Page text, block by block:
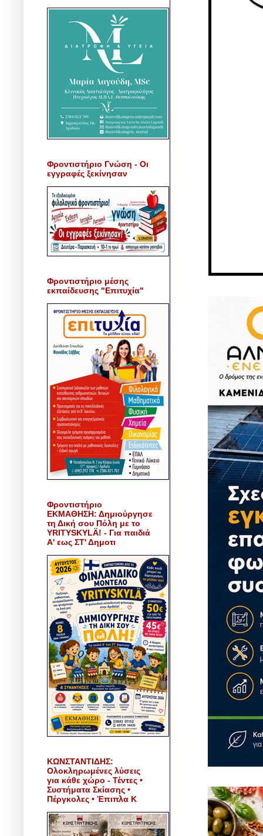
Φροντιστήριο Γνώση - Οι
εγγραφές ξεκίνησαν
Φροντιστήριο μέσης
εκπαίδευσης "Επιτυχία"
Φροντιστήριο
ΕΚΜΑΘΗΣΗ: Δημιούργησε
τη Δική σου Πόλη με το
YRITYSKYLÄ! - Για παιδιά
Α' εως ΣΤ' Δημοτι
ΚΩΝΣΤΑΝΤΙΔΗΣ:
Ολοκληρωμένες λύσεις
για κάθε χώρο - Τέντες •
Συστήματα Σκίασης •
Πέργκολες • Έπιπλα Κ